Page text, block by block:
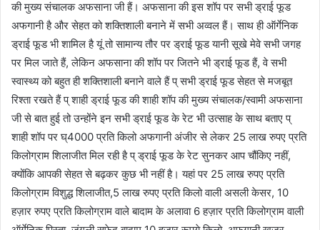
की मुख्य संचालक अफसाना जी हैं। अफसाना की इस शॉप पर सभी ड्राई फूड
अफगानी है और सेहत को शक्तिशाली बनाने में सभी अव्वल हैं। साथ ही ऑर्गेनिक
ड्राई फूड भी शामिल है यूं तो सामान्य तौर पर ड्राई फूड यानी सूखे मेवे सभी जगह
पर मिल जाते हैं, लेकिन अफसाना की शॉप पर जितने भी ड्राई फूड हैं, वे सभी
स्वास्थ्य को बहुत ही शक्तिशाली बनाने वाले हैं प् सभी ड्राई फूड सेहत से मजबूत
रिश्ता रखते हैं प् शाही ड्राई फूड की शाही शॉप की मुख्य संचालक/स्वामी अफसाना
जी से बात हुई तो उन्होंने इन सभी ड्राई फूड के रेट भी उत्साह के साथ बताए प्
शाही शॉप पर घ्4000 प्रति किलो अफगानी अंजीर से लेकर 25 लाख रुपए प्रति
किलोग्राम शिलाजीत मिल रही है प् ड्राई फूड के रेट सुनकर आप चौंकिए नहीं,
क्योंकि आपकी सेहत से बढ़कर कुछ भी नहीं है। यहां पर 25 लाख रुपए प्रति
किलोग्राम विशुद्ध शिलाजीत,5 लाख रुपए प्रति किलो वाली असली केसर, 10
हज़ार रुपए प्रति किलोग्राम वाले बादाम के अलावा 6 हज़ार प्रति किलोग्राम वाली